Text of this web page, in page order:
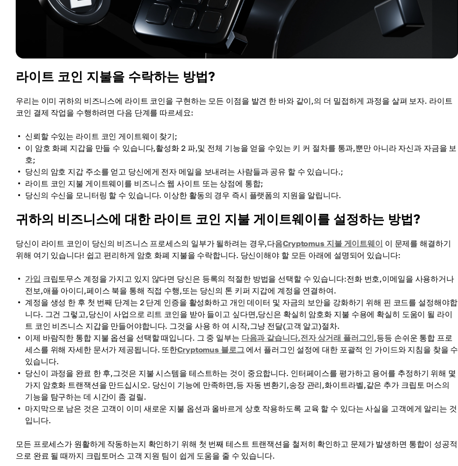
라이트 코인 지불을 수락하는 방법?
우리는 이미 귀하의 비즈니스에 라이트 코인을 구현하는 모든 이점을 발견 한 바와 같이,의 더 밀접하게 과정을 살펴 보자. 라이트
코인 결제 작업을 수행하려면 다음 단계를 따르세요:
신뢰할 수있는 라이트 코인 게이트웨이 찾기;
이 암호 화폐 지갑을 만들 수 있습니다,활성화 2 파,및 전체 기능을 얻을 수있는 키 커 절차를 통과,뿐만 아니라 자신과 자금을 보
호;
당신의 암호 지갑 주소를 얻고 당신에게 전자 메일을 보내려는 사람들과 공유 할 수 있습니다.;
라이트 코인 지불 게이트웨이를 비즈니스 웹 사이트 또는 상점에 통합;
당신의 수신을 모니터링 할 수 있습니다. 이상한 활동의 경우 즉시 플랫폼의 지원을 알립니다.
귀하의 비즈니스에 대한 라이트 코인 지불 게이트웨이를 설정하는 방법?
당신이 라이트 코인이 당신의 비즈니스 프로세스의 일부가 될하려는 경우,다음Cryptomus 지불 게이트웨이 이 문제를 해결하기
위해 여기 있습니다! 쉽고 편리하게 암호 화폐 지불을 수락합니다. 당신이해야 할 모든 아래에 설명되어 있습니다:
가입 크립토무스 계정을 가지고 있지 않다면 당신은 등록의 적절한 방법을 선택할 수 있습니다:전화 번호,이메일을 사용하거나
전보,애플 아이디,페이스 북을 통해 직접 수행,또는 당신의 톤 키퍼 지갑에 계정을 연결하여.
계정을 생성 한 후 첫 번째 단계는 2 단계 인증을 활성화하고 개인 데이터 및 자금의 보안을 강화하기 위해 핀 코드를 설정해야합
니다. 그건 그렇고,당신이 사업으로 리트 코인을 받아 들이고 싶다면,당신은 확실히 암호화 지불 수용에 확실히 도움이 될 라이
트 코인 비즈니스 지갑을 만들어야합니다. 그것을 사용 하 여 시작,그냥 전달(고객 알고)절차.
이제 바람직한 통합 지불 옵션을 선택할 때입니다. 그 중 일부는 다음과 같습니다,전자 상거래 플러그인,등등 손쉬운 통합 프로
세스를 위해 자세한 문서가 제공됩니다. 또한Cryptomus 블로그에서 플러그인 설정에 대한 포괄적 인 가이드와 지침을 찾을 수
있습니다.
당신이 과정을 완료 한 후,그것은 지불 시스템을 테스트하는 것이 중요합니다. 인터페이스를 평가하고 용어를 추정하기 위해 몇
가지 암호화 트랜잭션을 만드십시오. 당신이 기능에 만족하면,등 자동 변환기,송장 관리,화이트라벨,같은 추가 크립토 머스의
기능을 탐구하는 데 시간이 좀 걸릴.
마지막으로 남은 것은 고객이 이미 새로운 지불 옵션과 올바르게 상호 작용하도록 교육 할 수 있다는 사실을 고객에게 알리는 것
입니다.
모든 프로세스가 원활하게 작동하는지 확인하기 위해 첫 번째 테스트 트랜잭션을 철저히 확인하고 문제가 발생하면 통합이 성공적
으로 완료 될 때까지 크립토머스 고객 지원 팀이 쉽게 도움을 줄 수 있습니다.